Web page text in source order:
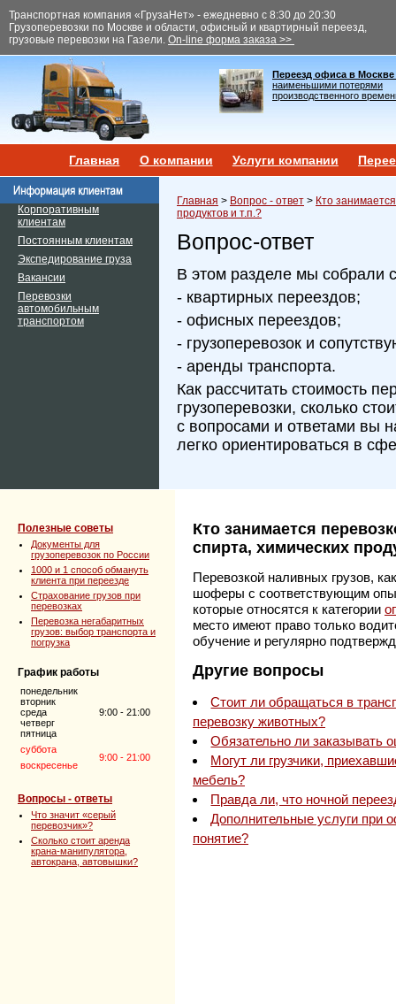
Транспортная компания «ГрузаНет» - ежедневно с 8:30 до 20:30
Грузоперевозки по Москве и области, офисный и квартирный переезд,
грузовые перевозки на Газели. On-line форма заказа >>
Переезд офиса в Москве
наименьшими потерями
производственного
Главная О компании Услуги компании
Корпоративным
клиентам
Постоянным клиентам
Экспедирование груза
Вакансии
Перевозки
автомобильным
транспортом
Главная > Вопрос - ответ > Кто
продуктов и т.п.?
Вопрос-ответ
В этом разделе мы собрали
- квартирных переездов;
- офисных переездов;
- грузоперевозок и
- аренды транспорта.
Как рассчитать стоимость
грузоперевозки, сколько
с вопросами и ответами вы
легко ориентироваться в
Полезные советы
Документы для
грузоперевозок по России
1000 и 1 способ обмануть
клиента при переезде
Страхование грузов при
перевозках
Перевозка негабаритных
грузов: выбор транспорта и
погрузка
График работы
понедельник
вторник
среда
четверг
пятница
9:00 - 21:00
суббота
9:00 - 21:00
воскресенье
Вопросы - ответы
Что значит «серый
перевозчик»?
Сколько стоит аренда
крана-манипулятора,
автокрана, автовышки?
Кто занимается
спирта, химических
Перевозкой наливных грузов,
шоферы с соответствующим
которые относятся к категории
место имеют право только
обучение и регулярно
Другие вопросы
Стоит ли обращаться в
перевозку животных?
Обязательно ли заказывать
Могут ли грузчики,
мебель?
Правда ли, что ночной
Дополнительные услуги при
понятие?